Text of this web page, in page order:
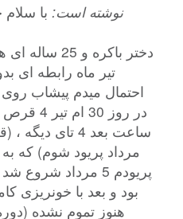
banafshe25 نوشته است: با
تیر ماه رابطه ای
احتمال میدم پیشاب
مرداد پریود شوم) که
پریودم 5 مرداد